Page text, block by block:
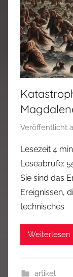
Veröffentlicht
Lesezeit 4
Leseabrufe:
Sie sind das
Ereignissen,
technisches
Weiterlesen
artikel